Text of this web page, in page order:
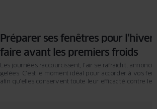
Préparer ses fenêtres pour l’hiver :
faire avant les premiers froids
Les journées raccourcissent, l’air se rafraîchit,
gelées. C’est le moment idéal pour accorder à vos
afin qu’elles conservent toute leur efficacité contre le